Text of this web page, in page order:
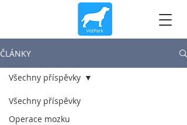
ČLÁNKY
Všechny příspěvky
Operace mozku
Všechny příspěvky